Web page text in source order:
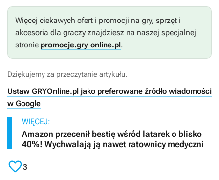
Więcej ciekawych ofert i promocji na gry, sprzęt i
akcesoria dla graczy znajdziesz na naszej specjalnej
stronie promocje.gry-online.pl.
Dziękujemy za przeczytanie artykułu.
Ustaw GRYOnline.pl jako preferowane źródło wiadomości
w Google
WIĘCEJ:
Amazon przecenił bestię wśród latarek o blisko
40%! Wychwalają ją nawet ratownicy medyczni
3